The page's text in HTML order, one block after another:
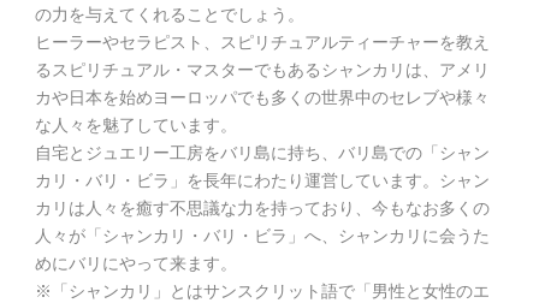
の力を与えてくれることでしょう。
ヒーラーやセラピスト、スピリチュアルティーチャーを教え
るスピリチュアル・マスターでもあるシャンカリは、アメリ
カや日本を始めヨーロッパでも多くの世界中のセレブや様々
な人々を魅了しています。
自宅とジュエリー工房をバリ島に持ち、バリ島での「シャン
カリ・バリ・ビラ」を長年にわたり運営しています。シャン
カリは人々を癒す不思議な力を持っており、今もなお多くの
人々が「シャンカリ・バリ・ビラ」へ、シャンカリに会うた
めにバリにやって来ます。
※「シャンカリ」とはサンスクリット語で「男性と女性のエ